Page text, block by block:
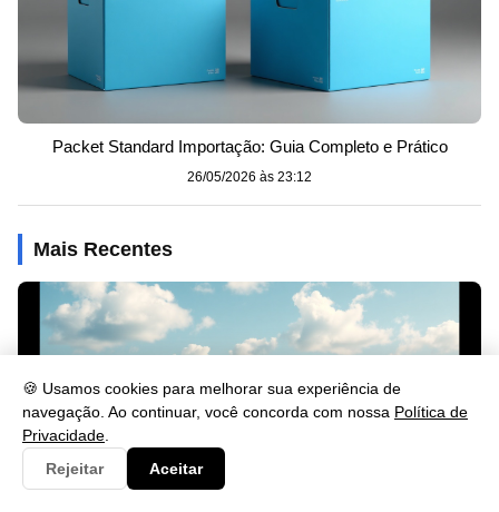
🍪 Usamos cookies para melhorar sua experiência de
navegação. Ao continuar, você concorda com nossa Política de
Privacidade
Rejeitar
Aceitar
Packet Standard Importação: Guia Completo e Prático
26/05/2026 às 23:12
Mais Recentes